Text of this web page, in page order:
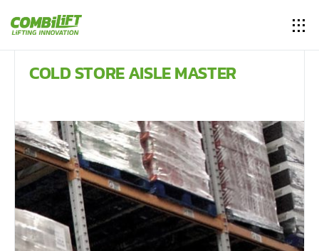
COLD STORE AISLE MASTER